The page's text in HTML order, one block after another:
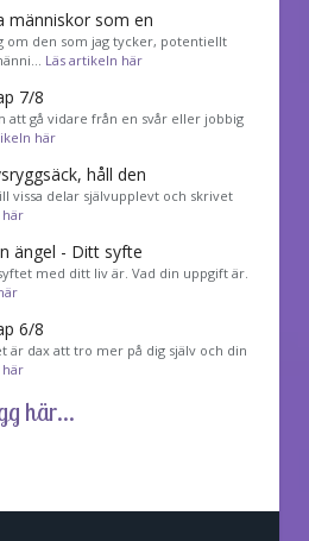
människor som en
om den som jag tycker, potentiellt
Läs artikeln här
7/8
att gå vidare från en svår eller jobbig
här
håll den
vissa delar självupplevt och skrivet
här
ängel - Ditt syfte
med ditt liv är. Vad din uppgift är.
6/8
är dax att tro mer på dig själv och din
här
här...